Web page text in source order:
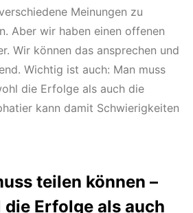
Meinungen zu
Aber wir haben einen offenen
Wir können das ansprechen und
Wichtig ist auch: Man muss
die Erfolge als auch die
kann damit Schwierigkeiten
teilen können –
die Erfolge als auch